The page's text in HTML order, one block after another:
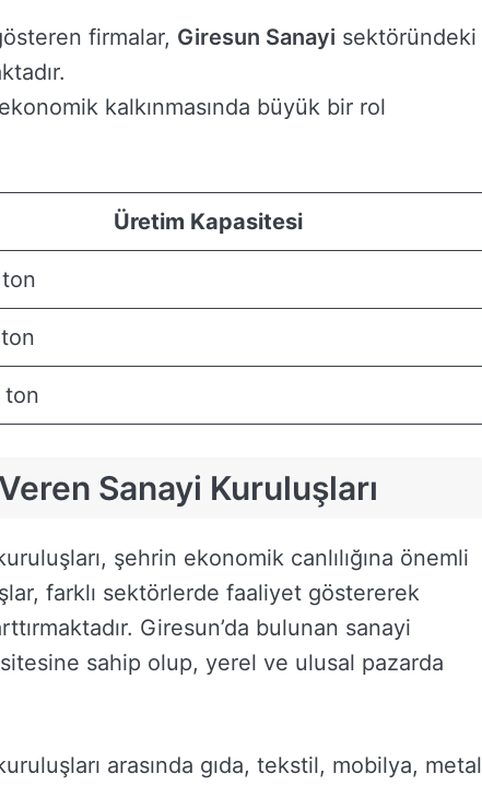
firmalar, Giresun Sanayi sektöründeki
kalkınmasında büyük bir rol
Üretim Kapasitesi
Sanayi Kuruluşları
şehrin ekonomik canlılığına önemli
farklı sektörlerde faaliyet göstererek
Giresun’da bulunan sanayi
sahip olup, yerel ve ulusal pazarda
arasında gıda, tekstil, mobilya, metal